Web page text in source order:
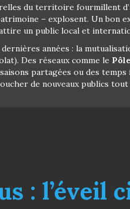
du territoire fourmillent
– explosent. Un bon
un public local et
années : la
Des réseaux comme le
saisons partagées ou des
de nouveaux publics
: l’éveil